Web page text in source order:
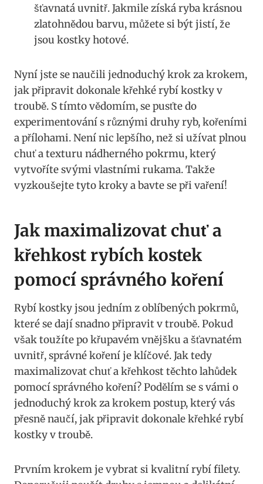
šťavnatá uvnitř. Jakmile získá ryba krásnou
zlatohnědou barvu, můžete si být jistí, že
jsou kostky hotové.
Nyní jste se naučili jednoduchý krok za krokem,
jak připravit dokonale křehké rybí kostky v
troubě. S tímto vědomím, se pusťte do
experimentování s různými druhy ryb, kořeními
a přílohami. Není nic lepšího, než si užívat plnou
chuť a texturu nádherného pokrmu, který
vytvoříte svými vlastními rukama. Takže
vyzkoušejte tyto kroky a bavte se při vaření!
Jak maximalizovat chuť a
křehkost rybích kostek
pomocí správného koření
Rybí kostky jsou jedním z oblíbených pokrmů,
které se dají snadno připravit v troubě. Pokud
však toužíte po křupavém vnějšku a šťavnatém
uvnitř, správné koření je klíčové. Jak tedy
maximalizovat chuť a křehkost těchto lahůdek
pomocí správného koření? Podělím se s vámi o
jednoduchý krok za krokem postup, který vás
přesně naučí, jak připravit dokonale křehké rybí
kostky v troubě.
Prvním krokem je vybrat si kvalitní rybí filety.